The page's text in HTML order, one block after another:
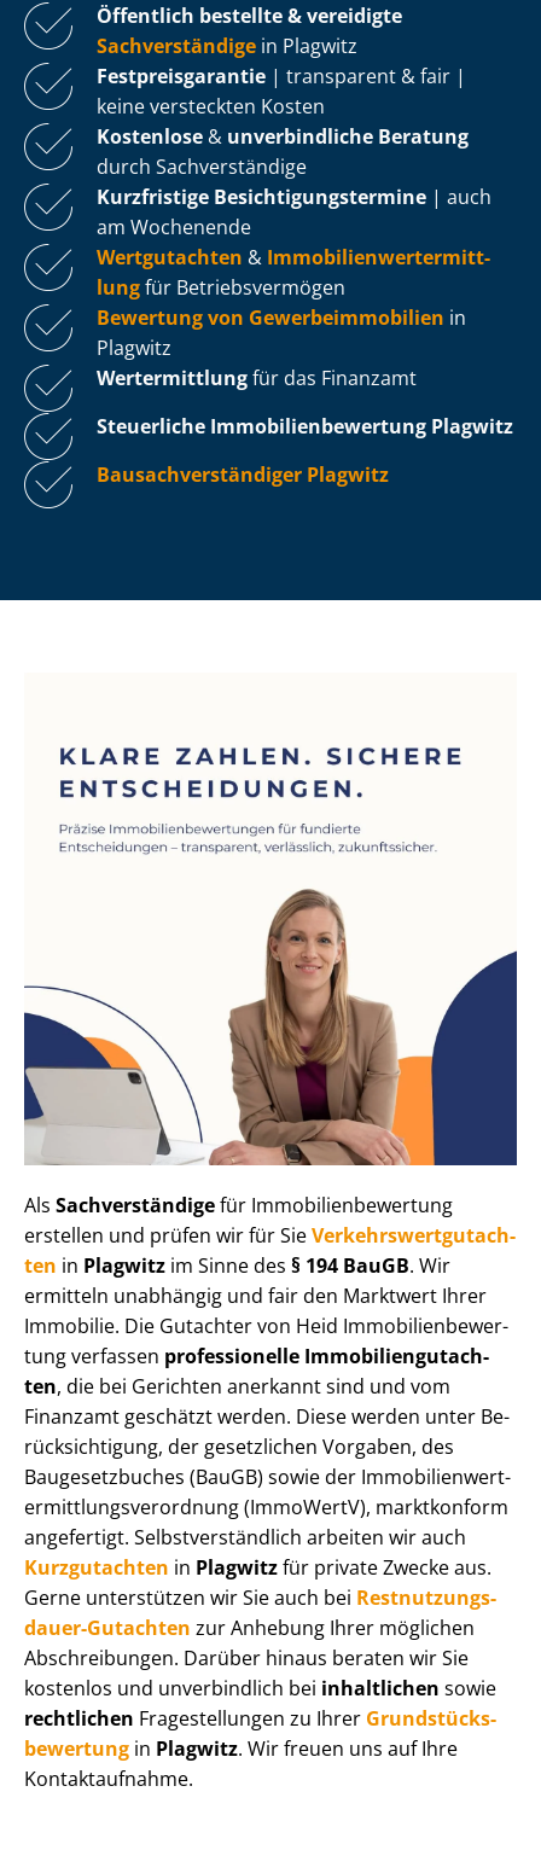
Öffentlich bestellte & vereidigte
Sachverständige in Plagwitz
Fest­preis­ga­ran­tie | transparent & fair |
keine versteckten Kosten
Kostenlose & unverbindliche Beratung
durch Sachverständige
Kurzfristige Be­sich­ti­gungs­ter­mi­ne | auch
am Wochenende
Wertgutachten & Im­mo­bi­li­en­wert­ermitt­
lungfür Be­triebs­ver­mö­gen
Bewertung von Ge­wer­be­im­mo­bi­li­en in
Plagwitz
Wertermittlungfür das Finanzamt
Steuerliche Im­mo­bi­li­en­be­wer­tung Plagwitz
Bau­sach­ver­stän­di­ger Plagwitz
Als Sachverständigefür Im­mo­bi­li­en­be­wer­tung
erstellen und prüfen wir für SieVer­kehrs­wert­gut­ach­
ten in Plagwitz im Sinne des § 194 BauGB. Wir
ermitteln unabhängig und fair den Marktwert Ihrer
Immobilie. Die Gutachter von Heid Im­mo­bi­li­en­be­wer­
tung verfassen professionelle Im­mo­bi­li­en­gut­ach­
ten, die bei Gerichten anerkannt sind und vom
Finanzamt geschätzt werden. Diese werden unter Be­
rück­sich­ti­gung, der gesetzlichen Vorgaben, des
Baugesetzbuches (BauGB) sowie der Im­mo­bi­li­en­wert­
ermitt­lungs­ver­ord­nung (ImmoWertV), marktkonform
angefertigt. Selbst­ver­ständ­lich arbeiten wir auch
Kurzgutachten in Plagwitzfür private Zwecke aus.
Gerne unterstützen wir Sie auch bei Rest­nut­zungs­
dau­er-Gutachten zur Anhebung Ihrer möglichen
Abschreibungen. Darüber hinaus beraten wir Sie
kostenlos und unverbindlich bei inhaltlichen sowie
rechtlichen Fragestellungen zu Ihrer Grund­stücks­
be­wer­tung in Plagwitz. Wir freuen uns auf Ihre
Kontaktaufnahme.